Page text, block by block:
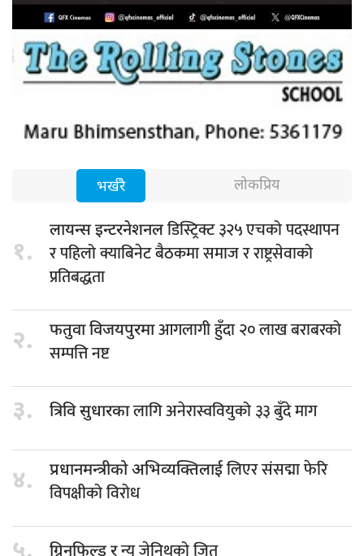
भर्खरै लोकप्रिय
१.
लायन्स इन्टरनेशनलडिस्ट्रिक्ट ३२५ एचको पदस्थापन
र पहिलो क्याबिनेट बैठकमा समाज र राष्ट्रसेवाको
प्रतिबद्धता
२. फतुवा विजयपुरमाआगलागी हुँदा २० लाख बराबरको
सम्पत्ति नष्ट
३. त्रिवि सुधारकालागि अनेरास्ववियुको ३३ बुँदे माग
४. प्रधानमन्त्रीको अभिव्यक्तिलाईलिएर संसद्मा फेरि
विपक्षीको विरोध